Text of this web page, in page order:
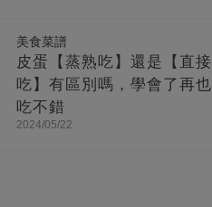
美食菜譜
皮蛋【蒸熟吃】還是【直接
吃】有區別嗎，學會了再也
吃不錯
2024/05/22